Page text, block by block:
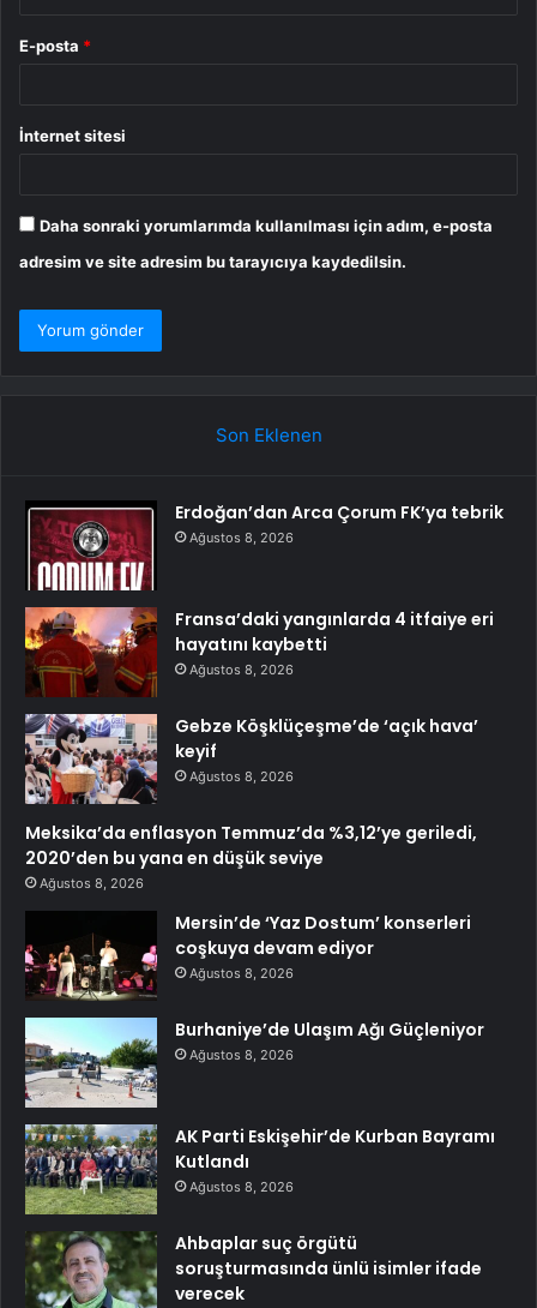
E-posta *
İnternet sitesi
Daha sonraki yorumlarımda kullanılması için adım, e-posta
adresim ve site adresim bu tarayıcıya kaydedilsin.
Son Eklenen
Erdoğan’dan Arca Çorum FK’ya tebrik
Ağustos 8, 2026
Fransa’daki yangınlarda 4 itfaiye eri
hayatını kaybetti
Ağustos 8, 2026
Gebze Köşklüçeşme’de ‘açık hava’
keyif
Ağustos 8, 2026
Meksika’da enflasyon Temmuz’da %3,12’ye geriledi,
2020’den bu yana en düşük seviye
Ağustos 8, 2026
Mersin’de ‘Yaz Dostum’ konserleri
coşkuya devam ediyor
Ağustos 8, 2026
Burhaniye’de Ulaşım Ağı Güçleniyor
Ağustos 8, 2026
AK Parti Eskişehir’de Kurban Bayramı
Kutlandı
Ağustos 8, 2026
Ahbaplar suç örgütü
soruşturmasında ünlü isimler ifade
verecek